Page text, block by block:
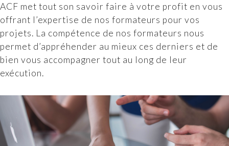
ACF met tout son savoir faire à votre profit en vous
offrant l’expertise de nos formateurs pour vos
projets. La compétence de nos formateurs nous
permet d’appréhender au mieux ces derniers et de
bien vous accompagner tout au long de leur
exécution.